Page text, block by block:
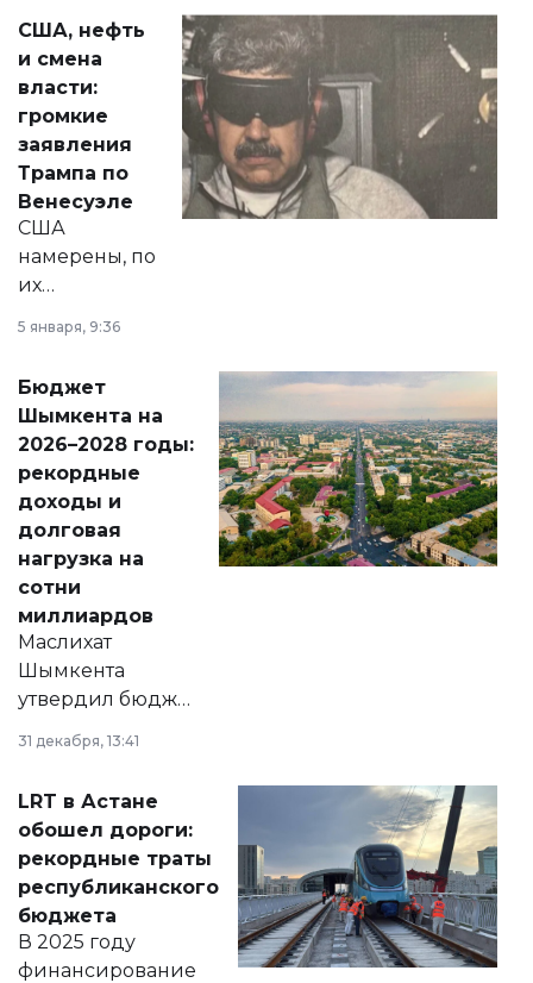
актуальных тем —
от слухов о
политических
реформах до
вопросов армии,
экономики и
личного здоровья.
США, нефть
и смена
власти:
громкие
заявления
Трампа по
Венесуэле
США
намерены, по
их
принести
народу
Венесуэлы.
5 января, 9:36
Бюджет
Шымкента на
2026–2028 годы:
рекордные
доходы и
долговая
нагрузка на
сотни
миллиардов
Маслихат
Шымкента
утвердил бюджет
города на 2026–
2028 годы.
документ
появился в базе
нормативных
правовых актов и
на сайте маслихат
города.
31 декабря, 13:41
LRT в Астане
обошел дороги:
рекордные траты
республиканского
бюджета
В 2025 году
финансирование